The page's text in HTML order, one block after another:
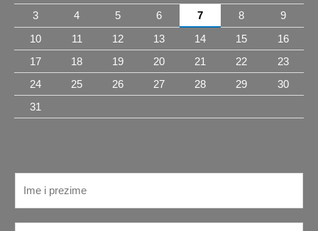
3
4 5 6 7 8
9
10
11 12 13 14 15
16
17
18 19 20 21 22
23
24
25 26 27 28 29
30
31